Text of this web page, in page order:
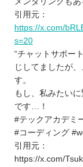
引用元：
https://x.com/
s=20
“チャットサポー
じしてましたが
す。
もし、私みたい
です…！
#テックアカデ
#コーディング
引用元：
https://x.com/